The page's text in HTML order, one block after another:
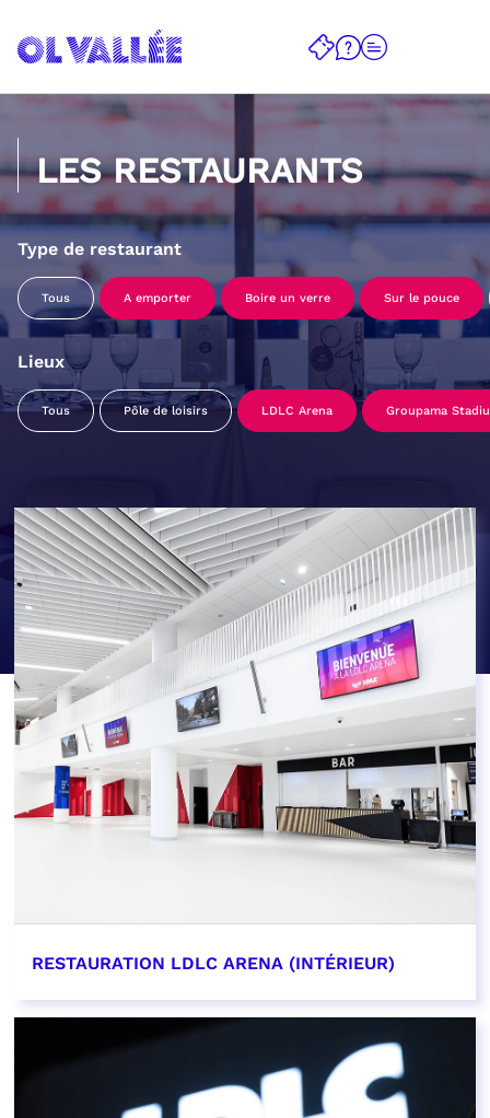
LES RESTAURANTS
Type de restaurant
Tous A emporter Boire un verre Sur le pouce
Lieux
Tous Pôle de loisirs LDLC Arena Groupama
RESTAURATION LDLC ARENA (INTÉRIEUR)